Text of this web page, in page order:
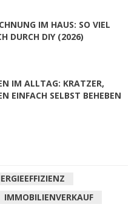
IM HAUS: SO VIEL
DURCH DIY (2026)
IM ALLTAG: KRATZER,
EINFACH SELBST BEHEBEN
IMMOBILIENVERKAUF